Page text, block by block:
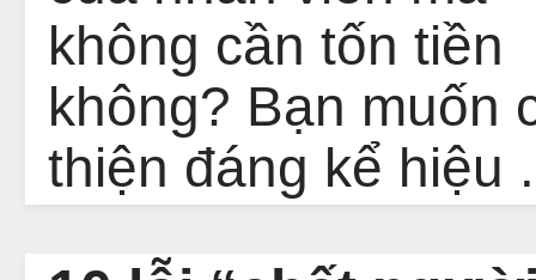
không cần tốn tiền
không? Bạn muốn
thiện đáng kể hiệu